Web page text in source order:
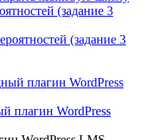
(задание 3
плагин WordPress